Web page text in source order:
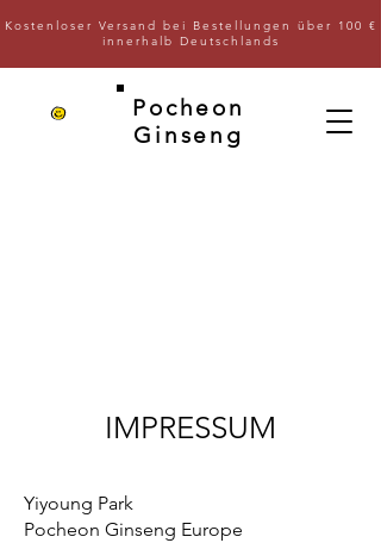
Kostenloser Versand bei Bestellungen über 100 €
innerhalb Deutschlands
Pocheon
Ginseng
IMPRESSUM
Yiyoung Park
Pocheon Ginseng Europe